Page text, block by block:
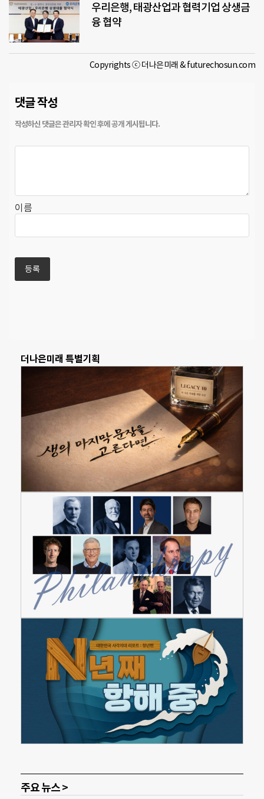
우리은행, 태광산업과 협력기업 상생금
융 협약
Copyrights ⓒ 더나은미래 & futurechosun.com
댓글 작성
이름
더나은미래 특별기획
주요 뉴스 >